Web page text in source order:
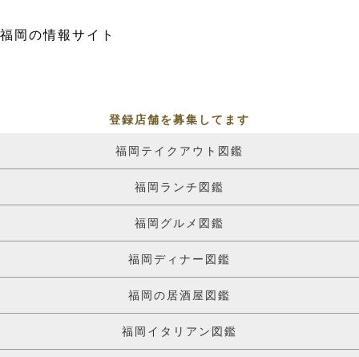
福岡の情報サイト
登録店舗を募集してます
福岡テイクアウト図鑑
福岡ランチ図鑑
福岡グルメ図鑑
福岡ディナー図鑑
福岡の居酒屋図鑑
福岡イタリアン図鑑